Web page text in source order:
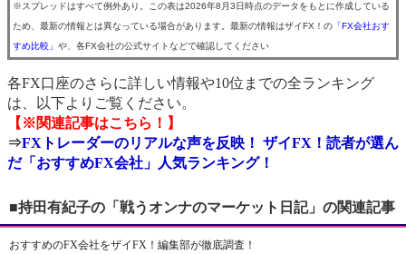
※スプレッドはすべて例外あり。この表は2026年8月3日時点のデータをもとに作成している
ため、最新の情報とは異なっている場合があります。最新の情報はザイFX！の 「FX会社おす
すめ比較」 や、各FX会社の公式サイトなどで確認してください
各FX口座のさらに詳しい情報や10位までの全ランキング
は、以下よりご覧ください。
【※関連記事はこちら！】
⇒FXトレーダーのリアルな声を反映！ ザイFX！読者が選ん
だ「おすすめFX会社」人気ランキング！
■持田有紀子の「戦うオンナのマーケット日記」の関連記事
おすすめのFX会社をザイFX！編集部が徹底調査！